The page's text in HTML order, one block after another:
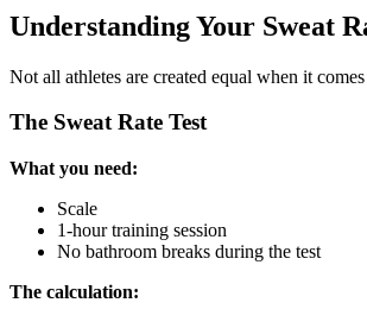
Understanding Your Sweat
Not all athletes are created equal when it
The Sweat Rate Test
What you need:
Scale
1-hour training session
No bathroom breaks during the test
The calculation: